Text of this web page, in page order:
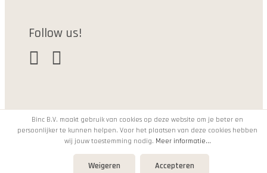
Follow us!
© 2021
Binc B.V. maakt gebruik van cookies op deze website om je beter en
persoonlijker te kunnen helpen. Voor het plaatsen van deze cookies hebben
wij jouw toestemming nodig. Meer informatie...
Weigeren Accepteren